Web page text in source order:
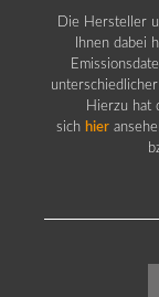
Die Hersteller
Ihnen dabei
Hierzu hat
sich hier